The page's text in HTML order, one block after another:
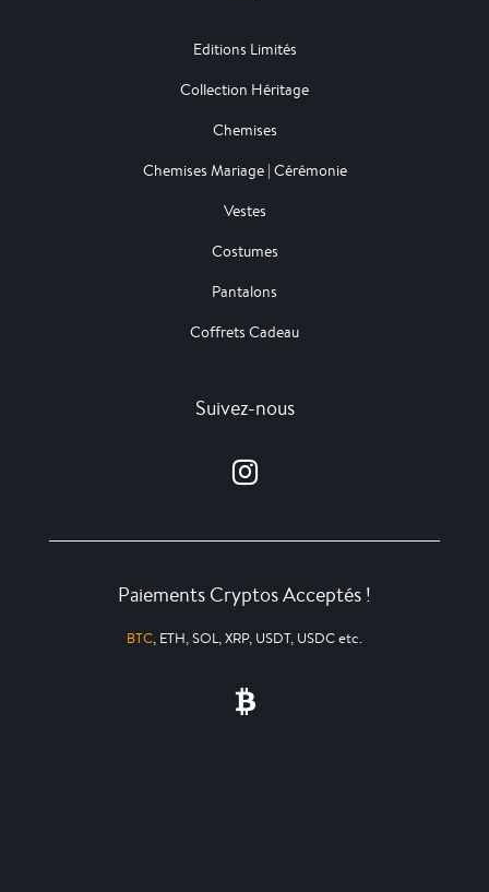
Editions Limités
Collection Héritage
Chemises
Chemises Mariage | Cérémonie
Vestes
Costumes
Pantalons
Coffrets Cadeau
Suivez-nous
Paiements Cryptos Acceptés !
BTC, ETH, SOL, XRP, USDT, USDC etc.